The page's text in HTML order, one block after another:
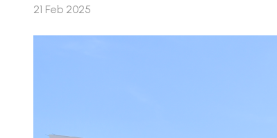
21 Feb 2025